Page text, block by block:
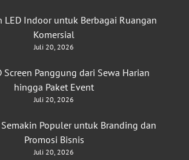
LED Indoor untuk Berbagai Ruangan
Komersial
Juli 20, 2026
Screen Panggung dari Sewa Harian
hingga Paket Event
Juli 20, 2026
Semakin Populer untuk Branding dan
Promosi Bisnis
Juli 20, 2026